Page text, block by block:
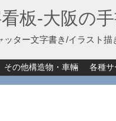
板‐大阪の
ッター文字書き/イラスト
その他構造物・車輛 各種